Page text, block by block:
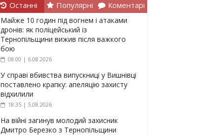
Останні Популярні Коментарі
Майже 10 годин під вогнем і атаками
дронів: як поліцейський із
Тернопільщини вижив після важкого
бою
08:00 | 6.08.2026
У справі вбивства випускниці у Вишнівці
поставлено крапку: апеляцію захисту
відхилили
18:35 | 5.08.2026
На війні загинув молодий захисник
Дмитро Березко з Тернопільщини